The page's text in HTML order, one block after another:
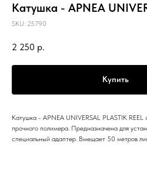
Катушка - APNEA
SKU: 25790
2 250 р.
Купить
Катушка - APNEA UNIVERSAL PLASTIK REEL
прочного полимера. Предназначена для
специальный адаптер. Вмещает 50 метров